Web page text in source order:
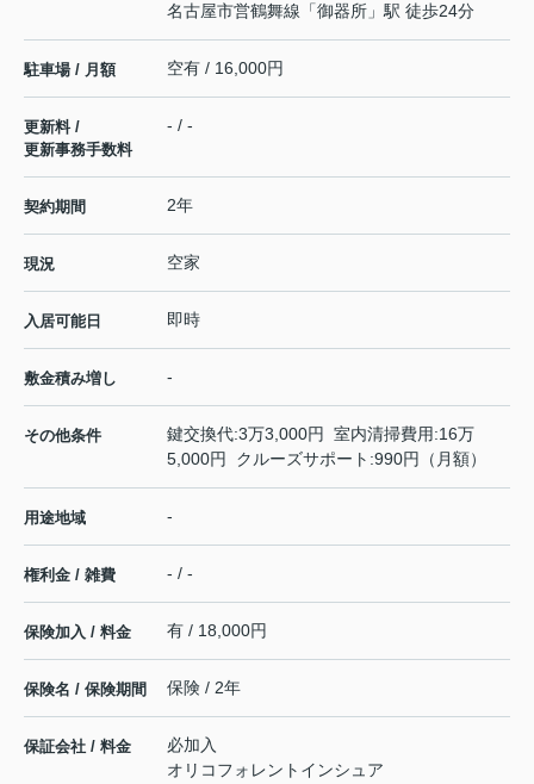
名古屋市営鶴舞線 「御器所 」駅 徒歩24分
駐車場 / 月額 空有 / 16,000円
更新料 /
更新事務手数料
- / -
契約期間 2年
現況 空家
入居可能日 即時
敷金積み増し -
その他条件
鍵交換代:3万3,000円 室内清掃費用:16万
5,000円 クルーズサポート:990円（月額）
用途地域 -
権利金 / 雑費 - / -
保険加入 / 料金 有 / 18,000円
保険名 / 保険期間 保険 / 2年
保証会社 / 料金
必加入
オリコフォレントインシュア